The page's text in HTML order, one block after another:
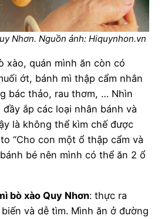
Nhơn. Nguồn ảnh: Hiquynhon.vn
xào, quán mình ăn còn có
ớt, bánh mì thập cẩm nhân
bác thảo, rau thơm, … Nhìn
ắp các loại nhân bánh và
là không thể kìm chế được
“Cho con một ổ thập cẩm và
bé nên mình có thể ăn 2 ổ
bò xào Quy Nhơn: thực ra
và dễ tìm. Mình ăn ở đường